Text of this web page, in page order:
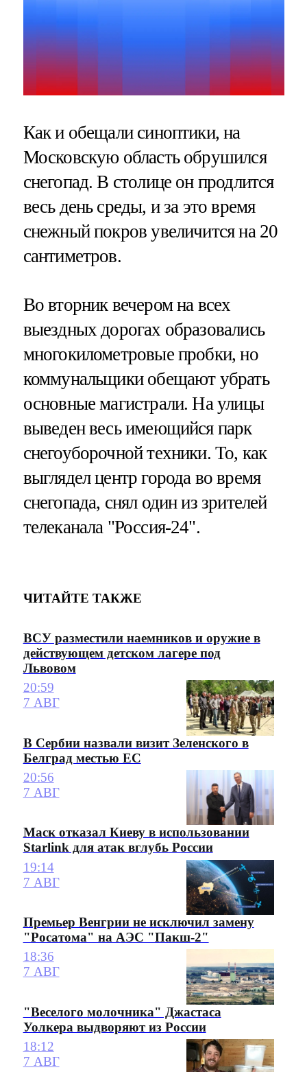
Как и обещали синоптики, на
Московскую область обрушился
снегопад. В столице он продлится
весь день среды, и за это время
снежный покров увеличится на 20
сантиметров.
Во вторник вечером на всех
выездных дорогах образовались
многокилометровые пробки, но
коммунальщики обещают убрать
основные магистрали. На улицы
выведен весь имеющийся парк
снегоуборочной техники. То, как
выглядел центр города во время
снегопада, снял один из зрителей
телеканала "Россия-24".
ЧИТАЙТЕ ТАКЖЕ
ВСУ разместили наемников и оружие в
действующем детском лагере под
Львовом
20:59
7 АВГ
В Сербии назвали визит Зеленского в
Белград местью ЕС
20:56
7 АВГ
Маск отказал Киеву в использовании
Starlink для атак вглубь России
19:14
7 АВГ
Премьер Венгрии не исключил замену
"Росатома" на АЭС "Пакш-2"
18:36
7 АВГ
"Веселого молочника" Джастаса
Уолкера выдворяют из России
18:12
7 АВГ